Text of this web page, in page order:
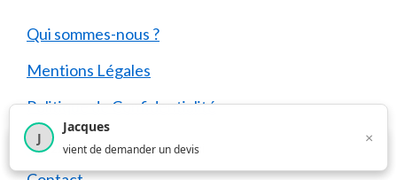
Qui sommes-nous ?
Mentions Légales
Politique de Confidentialité
Politique des Cookies
4 208utilisateurs ce mois-ci
J
Jacques
vient de demander un devis
×